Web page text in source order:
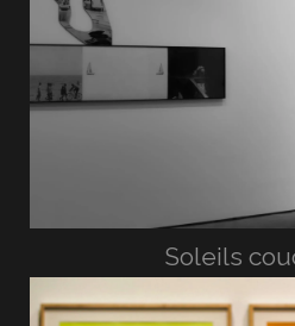
Soleils